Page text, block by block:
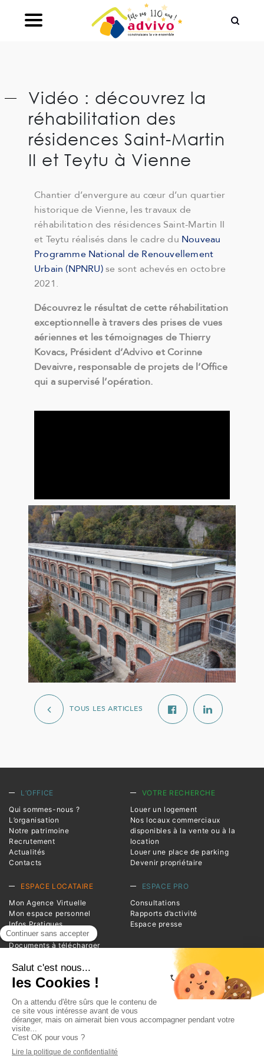
Vidéo : découvrez la
réhabilitation des
résidences Saint-Martin
II et Teytu à Vienne
Chantier d’envergure au cœur d’un quartier
historique de Vienne, les travaux de
réhabilitation des résidences Saint-Martin II
et Teytu réalisés dans le cadre du Nouveau
Programme National de Renouvellement
Urbain (NPNRU)se sont achevés en octobre
2021.
Découvrez le résultat de cette réhabilitation
exceptionnelle à travers des prises de vues
aériennes et les témoignages de Thierry
Kovacs, Président d’Advivo et Corinne
Devaivre, responsable de projets de l’Office
qui a supervisé l’opération.
TOUS LES ARTICLES
L’OFFICE
Qui sommes-nous ?
L’organisation
Notre patrimoine
Recrutement
Actualités
Contacts
VOTRE RECHERCHE
Louer un logement
Nos locaux commerciaux
disponibles à la vente ou à la
location
Louer une place de parking
Devenir propriétaire
ESPACE LOCATAIRE
Mon Agence Virtuelle
Mon espace personnel
Infos Pratiques
Magazine Entrée
Documents à télécharger
ESPACE PRO
Consultations
Rapports d’activité
Espace presse
INFORMATIONS
1 square de la Resistance
BP 20124
38209 Vienne Cedex
Téléphone : 04 74 78 39 00
Plan du site